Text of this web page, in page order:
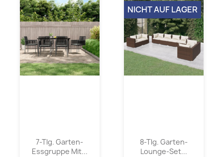
7-Tlg. Garten-
Essgruppe Mit...
8-Tlg. Garten-
Lounge-Set...
NICHT AUF LAGER